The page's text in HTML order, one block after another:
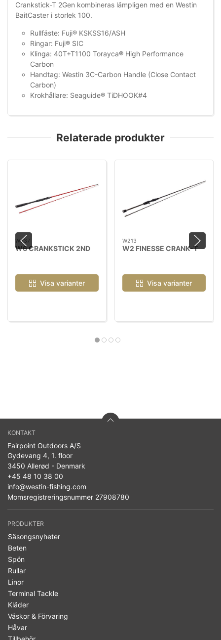
Crankstick-T 2Gen kombineras lämpligen med en Westin
BaitCaster i storlek 100.
Rullfäste: Fuji® KSKSS16/ASH
Ringar: Fuji® SIC
Klinga: 40T+T1100 Torayca® High Performance
Carbon
Handtag: Westin 3C-Carbon Handle (Close Contact
Carbon)
Krokhållare: Seaguide® TiDHOOK#4
Relaterade produkter
W637
W6 CRANKSTICK 2ND
Visa varianter
W213
W2 FINESSE CRANK-T
Visa varianter
KONTAKT
Fairpoint Outdoors A/S
Gydevang 4, 1. floor
3450 Allerød - Denmark
+45 48 10 38 00
info@westin-fishing.com
Momsregistreringsnummer 27908780
PRODUKTER
Säsongsnyheter
Beten
Spön
Rullar
Linor
Terminal Tackle
Kläder
Väskor & Förvaring
Håvar